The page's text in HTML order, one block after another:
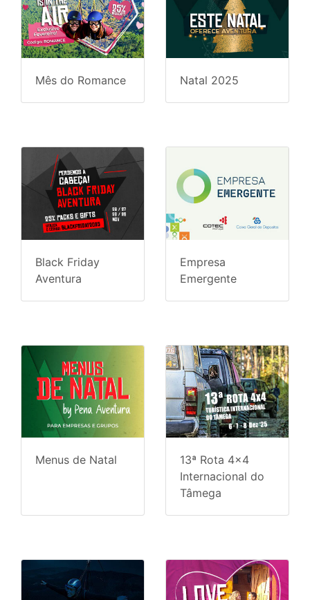
Mês do Romance Natal 2025
Black Friday
Aventura
Empresa
Emergente
Menus de Natal
13ª Rota 4x4
Internacional do
Tâmega